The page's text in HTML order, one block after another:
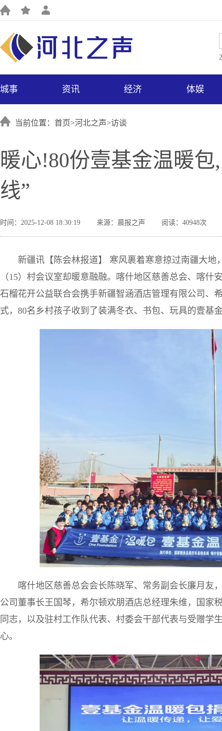
城事 资讯 经济 体娱
当前位置：首页>河北之声>访谈
暖心!80份壹基金温暖
线”
时间：2025-12-08 18:30:19 来源：晨报之声 阅读：40948次
新疆讯【陈会林报道】 寒风裹着寒意掠过南疆大地
（15）村会议室却暖意融融。喀什地区慈善总会、喀
石榴花开公益联合会携手新疆智涵酒店管理有限公司、
式，80名乡村孩子收到了装满冬衣、书包、玩具的壹基
喀什地区慈善总会会长陈晓军、常务副会长廉月友
公司董事长王国琴，希尔顿欢朋酒店总经理朱维，国家
同志，以及驻村工作队代表、村委会干部代表与受赠学
心。